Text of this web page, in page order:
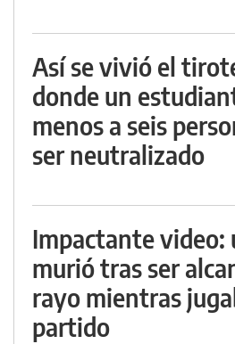
Así se vivió el
donde un
menos a seis
ser neutralizado
Impactante
murió tras ser
rayo mientras
partido